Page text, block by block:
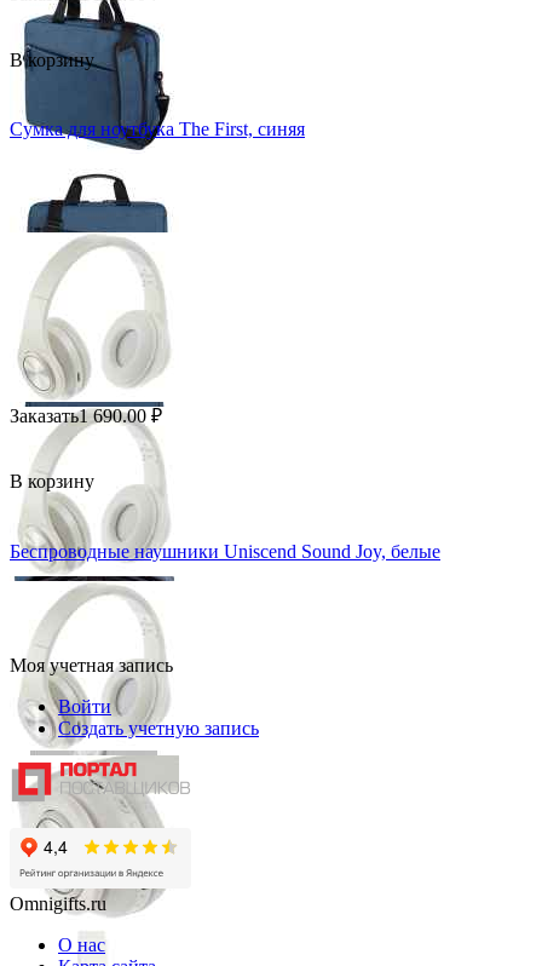
В корзину
Сумка для ноутбука The First, синяя
Заказать1 690.00 ₽
В корзину
Беспроводные наушники Uniscend Sound Joy, белые
Моя учетная запись
Войти
Создать учетную запись
Omnigifts.ru
О нас